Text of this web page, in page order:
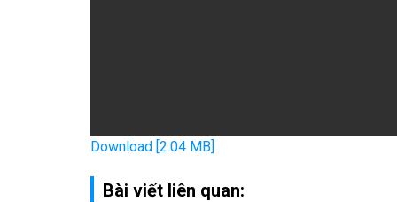
Download [2.04 MB]
Bài viết liên quan: